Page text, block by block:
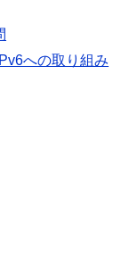
IPv6への取り組み